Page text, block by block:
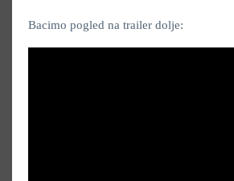
Bacimo pogled na trailer dolje: